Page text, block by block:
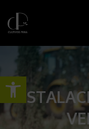
Abrir barra